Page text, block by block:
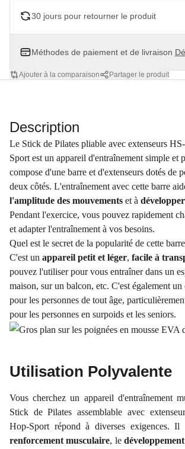
30 jours pour retourner le produit
Méthodes de paiement et de livraison
Ajouter à la comparaison Partager le produit
Description
Le Stick de Pilates pliable avec extenseurs
Sport est un appareil d'entraînement simple et
compose d'une barre et d'extenseurs dotés de
deux côtés. L'entraînement avec cette barre
l'amplitude des mouvements et à
Pendant l'exercice, vous pouvez rapidement
et adapter l'entraînement à vos besoins.
Quel est le secret de la popularité de cette
C'est un appareil petit et léger, facile à
pouvez l'utiliser pour vous entraîner dans un
maison, sur un balcon, etc. C'est également un
pour les personnes de tout âge,
pour les personnes en surpoids et les seniors.
Utilisation Polyvalente
Vous cherchez un appareil d'entraînement
Stick de Pilates assemblable avec
Hop-Sport répond à diverses exigences.
renforcement musculaire, le